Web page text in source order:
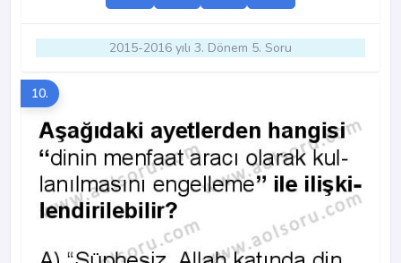
2015-2016 yılı 3. Dönem 5. Soru
10.